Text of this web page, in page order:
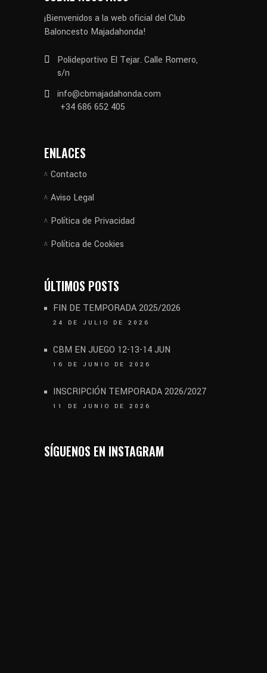
¡Bienvenidos a la web oficial del Club
Baloncesto Majadahonda!
Polideportivo El Tejar. Calle Romero,
s/n
info@cbmajadahonda.com
+34 686 652 405
ENLACES
Contacto
Aviso Legal
Política de Privacidad
Política de Cookies
ÚLTIMOS POSTS
FIN DE TEMPORADA 2025/2026
24 DE JULIO DE 2026
CBM EN JUEGO 12-13-14 JUN
16 DE JUNIO DE 2026
INSCRIPCIÓN TEMPORADA 2026/2027
11 DE JUNIO DE 2026
SÍGUENOS EN INSTAGRAM